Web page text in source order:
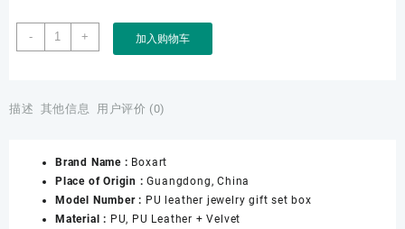
-
Factory
Direct
Box
Boxes
Wholesale
for
Bracelet
+ 加入购物车
描述 其他信息 用户评价 (0)
Brand Name : Boxart
Place of Origin :Guangdong, China
Model Number : PU leather jewelry gift set box
Material : PU, PU Leather + Velvet